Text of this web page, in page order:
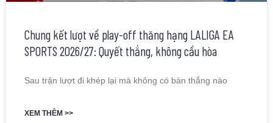
Chung kết lượt về play-off thăng hạng LALIGA EA
SPORTS 2026/27: Quyết thắng, không cầu hòa
Sau trận lượt đi khép lại mà không có bàn thắng nào
XEM THÊM >>